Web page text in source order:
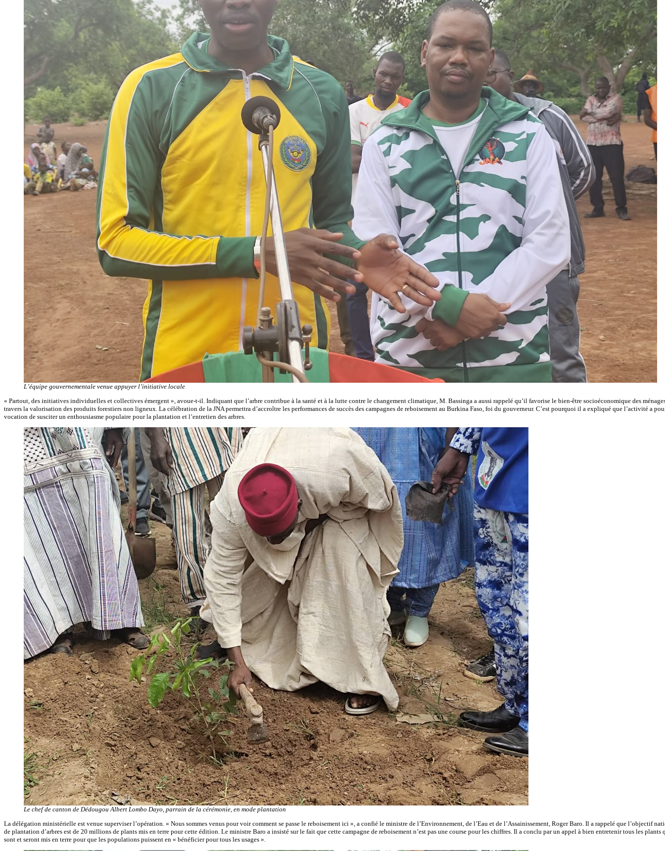
L’équipe gouvernementale venue appuyer l’initiative locale
« Partout, des initiatives individuelles et collectives émergent », avoue-t-il. Indiquant que l’arbre contribue à la santé et à la lutte contre le changement climatique, M. Bassinga a aussi rappelé qu’il favorise le bien-être socioéconomique des
travers la valorisation des produits forestiers non ligneux. La célébration de la JNA permettra d’accroître les performances de succès des campagnes de reboisement au Burkina Faso, foi du gouverneur. C’est pourquoi il a expliqué que l’activité a
vocation de susciter un enthousiasme populaire pour la plantation et l’entretien des arbres.
Le chef de canton de Dédougou Albert Lombo Dayo, parrain de la cérémonie, en mode plantation
La délégation ministérielle est venue superviser l’opération. « Nous sommes venus pour voir comment se passe le reboisement ici », a confié le ministre de l’Environnement, de l’Eau et de l’Assainissement, Roger Baro. Il a rappelé que l’objectif
de plantation d’arbres est de 20 millions de plants mis en terre pour cette édition. Le ministre Baro a insisté sur le fait que cette campagne de reboisement n’est pas une course pour les chiffres. Il a conclu par un appel à bien entretenir tous les plants
sont et seront mis en terre pour que les populations puissent en « bénéficier pour tous les usages ».